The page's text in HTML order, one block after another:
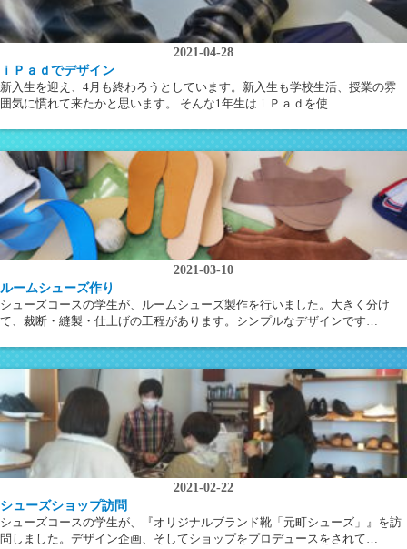
2021-04-28
ｉＰａｄでデザイン
新入生を迎え、4月も終わろうとしています。新入生も学校生活、授業の雰
囲気に慣れて来たかと思います。 そんな1年生はｉＰａｄを使…
2021-03-10
ルームシューズ作り
シューズコースの学生が、ルームシューズ製作を行いました。大きく分け
て、裁断・縫製・仕上げの工程があります。シンプルなデザインです…
2021-02-22
シューズショップ訪問
シューズコースの学生が、『オリジナルブランド靴「元町シューズ」』を訪
問しました。デザイン企画、そしてショップをプロデュースをされて…